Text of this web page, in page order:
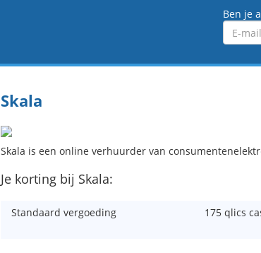
Ben je
Skala
Skala is een online verhuurder van
Je korting bij Skala:
Standaard vergoeding 175 qlics